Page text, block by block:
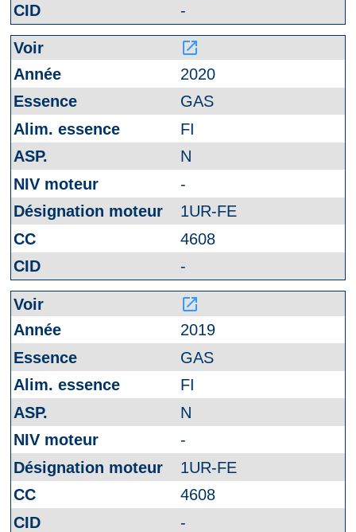
-
launch
2020
GAS
FI
N
-
1UR-FE
4608
-
launch
2019
GAS
FI
N
-
1UR-FE
4608
-